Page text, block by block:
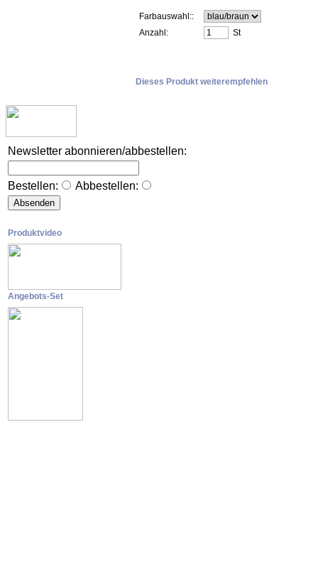
Farbauswahl::
Anzahl:
St
Dieses Produkt weiterempfehlen
Newsletter abonnieren/abbestellen:
Bestellen: Abbestellen:
Produktvideo
Angebots-Set